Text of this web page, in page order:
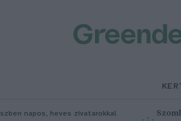
napos, heves zivatarokkal